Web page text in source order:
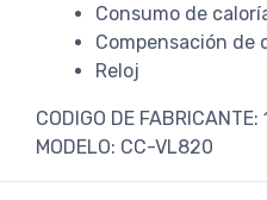
Consumo de
Compensación de
Reloj
CODIGO DE
MODELO: CC-VL820